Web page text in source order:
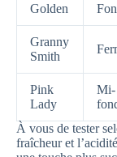
Golden
Granny
Smith
Pink
Lady
Mi-
À vous de tester
fraîcheur et